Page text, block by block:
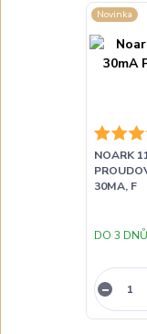
Novinka
NOARK
30MA, F
DO 3 DNŮ